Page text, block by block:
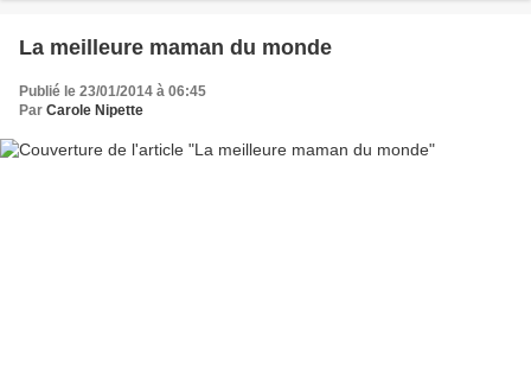
La meilleure maman du monde
Publié le 23/01/2014 à 06:45
Par Carole Nipette